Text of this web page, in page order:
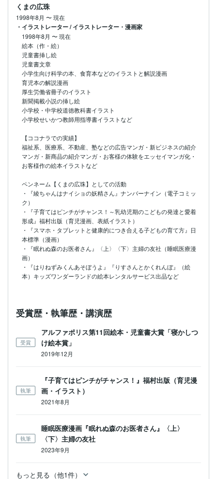
くまの広珠
1998年8月 〜現在
・イラストレーター / イラストレーター・漫画家
1998年8月 〜現在
絵本（作・絵）
児童書挿し絵
児童書文章
小学生向け科学の本、食育本などのイラストと解説漫画
育児本の解説漫画
厚生労働省冊子のイラスト
新聞掲載小説の挿し絵
小学校・中学校道徳教科書イラスト
小学校せいかつ教師用指導書イラストなど
【ココナラでの実績】
福祉系、医療系、不動産、塾などの広告マンガ・新ビジネスの紹介
マンガ・新商品の紹介マンガ・お客様の体験をエッセイマンガ化・
お客様作の絵本イラストなど
ペンネーム【くまの広珠】としての活動
・『綾ちゃんはナイショの妖精さん』ナンバーナイン（電子コミッ
ク）
・『子育てはピンチがチャンス！～乳幼児期のこどもの発達と愛着
形成』福村出版（育児漫画、表紙イラスト）
・『スマホ・タブレットと健康的につき合える子どもの育て方』日
本標準（漫画）
・『眠れぬ森のお医者さん』〈上〉〈下〉主婦の友社（睡眠医療漫
画）
・『はりねずみくんあそぼうよ』『りすさんとかくれんぼ』（絵
本）キッズワンダーランドの絵本レンタルサービス出品など
受賞歴・執筆歴・講演歴
受賞
アルファポリス第11回絵本・児童書大賞「寝かしつ
け絵本賞」
2019年12月
執筆
『子育てはピンチがチャンス！』福村出版（育児漫
画・イラスト）
2021年8月
執筆
睡眠医療漫画『眠れぬ森のお医者さん』〈上〉
〈下〉主婦の友社
2023年9月
もっと見る（他1件）